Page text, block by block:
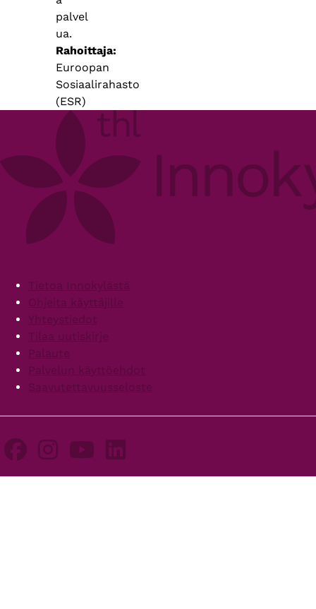
palvel
ua.
Rahoittaja
Euroopan
Sosiaalirahasto
(ESR)
FooterTietoa Innokylästä
Ohjeita käyttäjille
Yhteystiedot
Tilaa uutiskirje
Palaute
Palvelun käyttöehdot
Saavutettavuusseloste